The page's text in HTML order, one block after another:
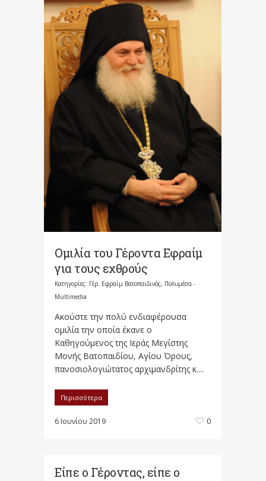
Ομιλία του Γέροντα Εφραίμ
για τους εχθρούς
Κατηγορίες: Γέρ. Εφραίμ Βατοπαιδινός, Πολυμέσα -
Multimedia
Ακούστε την πολύ ενδιαφέρουσα
ομιλία την οποία έκανε ο
Καθηγούμενος της Ιεράς Μεγίστης
Μονής Βατοπαιδίου, Αγίου Όρους,
πανοσιολογιώτατος αρχιμανδρίτης κ....
Περισσότερα
6 Ιουνίου 2019 0
Είπε ο Γέροντας, είπε ο